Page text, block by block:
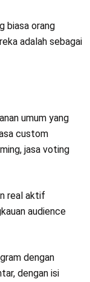
biasa orang
adalah sebagai
umum yang
custom
jasa voting
real aktif
audience
dengan
dengan isi